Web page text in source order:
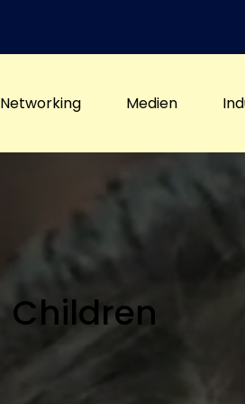
Networking Medien
Children